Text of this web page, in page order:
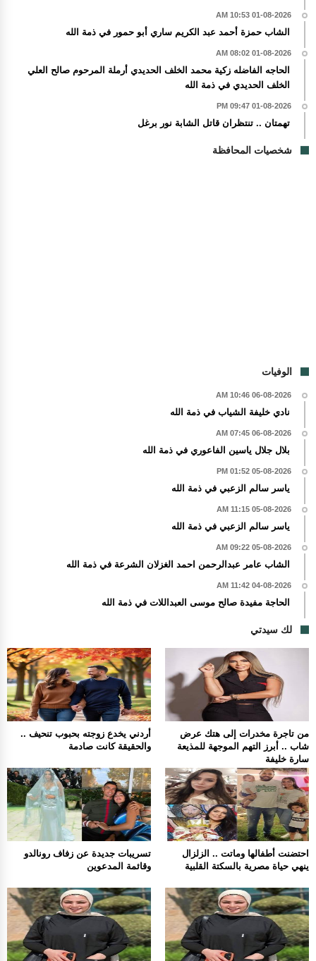
01-08-2026 10:53 AM
الشاب حمزة أحمد عبد الكريم ساري أبو حمور في ذمة الله
01-08-2026 08:02 AM
الحاجه الفاضله زكية محمد الخلف الحديدي أرملة المرحوم صالح العلي
الخلف الحديدي في ذمة الله
01-08-2026 09:47 PM
تهمتان .. تنتظران قاتل الشابة نور برغل
شخصيات المحافظة
الوفيات
06-08-2026 10:46 AM
نادي خليفة الشياب في ذمة الله
06-08-2026 07:45 AM
بلال جلال ياسين الفاعوري في ذمة الله
05-08-2026 01:52 PM
ياسر سالم الزعبي في ذمة الله
05-08-2026 11:15 AM
ياسر سالم الزعبي في ذمة الله
05-08-2026 09:22 AM
الشاب عامر عبدالرحمن احمد الغزلان الشرعة في ذمة الله
04-08-2026 11:42 AM
الحاجة مفيدة صالح موسى العبداللات في ذمة الله
لك سيدتي
أردني يخدع زوجته بحبوب تنحيف ..
والحقيقة كانت صادمة
من تاجرة مخدرات إلى هتك عرض
شاب .. أبرز التهم الموجهة للمذيعة
سارة خليفة
تسريبات جديدة عن زفاف رونالدو
وقائمة المدعوين
احتضنت أطفالها وماتت .. الزلزال
ينهي حياة مصرية بالسكتة القلبية